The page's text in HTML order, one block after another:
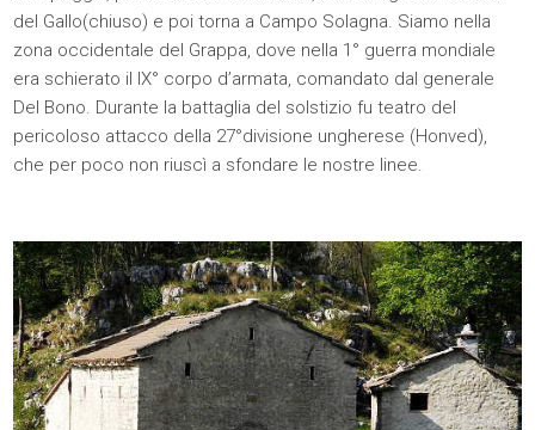
del Gallo(chiuso) e poi torna a Campo Solagna. Siamo nella
zona occidentale del Grappa, dove nella 1° guerra mondiale
era schierato il IX° corpo d’armata, comandato dal generale
Del Bono. Durante la battaglia del solstizio fu teatro del
pericoloso attacco della 27°divisione ungherese (Honved),
che per poco non riuscì a sfondare le nostre linee.